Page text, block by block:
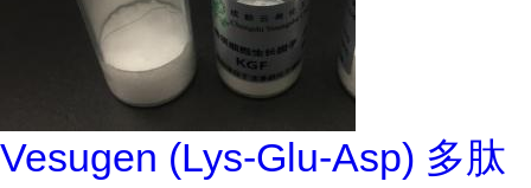
Vesugen (Lys-Glu-Asp) 多肽